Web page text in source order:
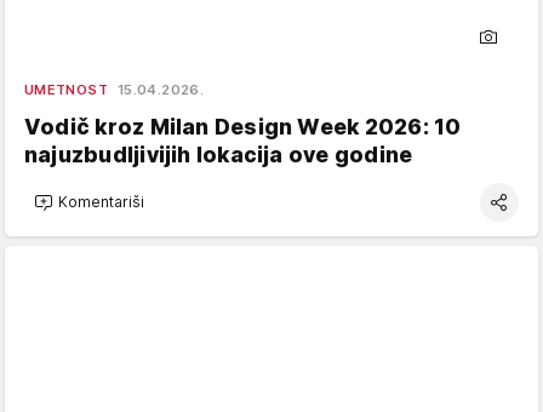
UMETNOST 15.04.2026.
Vodič kroz Milan Design Week 2026: 10
najuzbudljivijih lokacija ove godine
Komentariši